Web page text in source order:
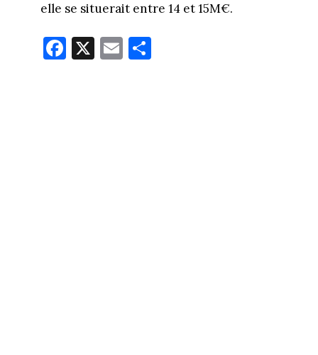
elle se situerait entre 14 et 15M€.
Fa
ce
X E
m
Pa
rt